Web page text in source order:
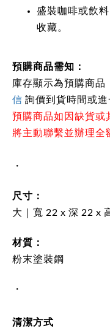
盛裝咖啡或飲
收藏。
預購商品需知：
庫存顯示為預購商
信 詢價到貨時間或進
預購商品如因缺貨或
將主動聯繫並辦理全
・
尺寸：
大｜ 寬 22 x 深 22 x
材質：
粉末塗裝鋼
・
清潔方式